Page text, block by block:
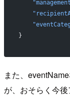
}
また、
が、おそらく今後